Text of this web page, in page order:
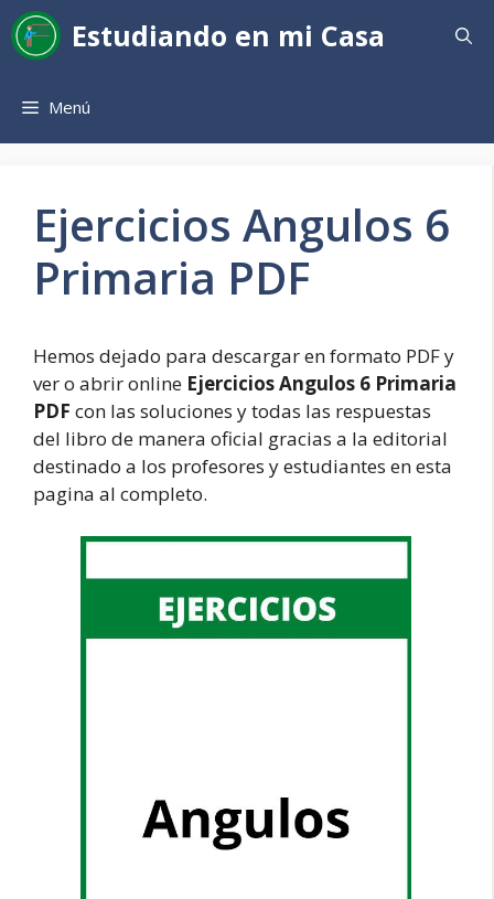
Saltar
al
contenido
Estudiando en mi Casa
Menú
Ejercicios Angulos 6
Primaria PDF
Hemos dejado para descargar en formato PDF y
ver o abrir online Ejercicios Angulos 6 Primaria
PDF con las soluciones y todas las respuestas
del libro de manera oficial gracias a la editorial
destinado a los profesores y estudiantes en esta
pagina al completo.